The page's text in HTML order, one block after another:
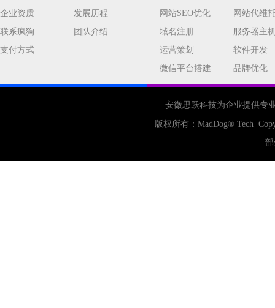
企业资质
发展历程
联系疯狗
团队介绍
支付方式
网站SEO优化
网站代维
域名注册
服务器主
运营策划
软件开发
微信平台搭建
品牌优化
安徽思跃科技为企业提供专
版权所有： MadDog® Tech